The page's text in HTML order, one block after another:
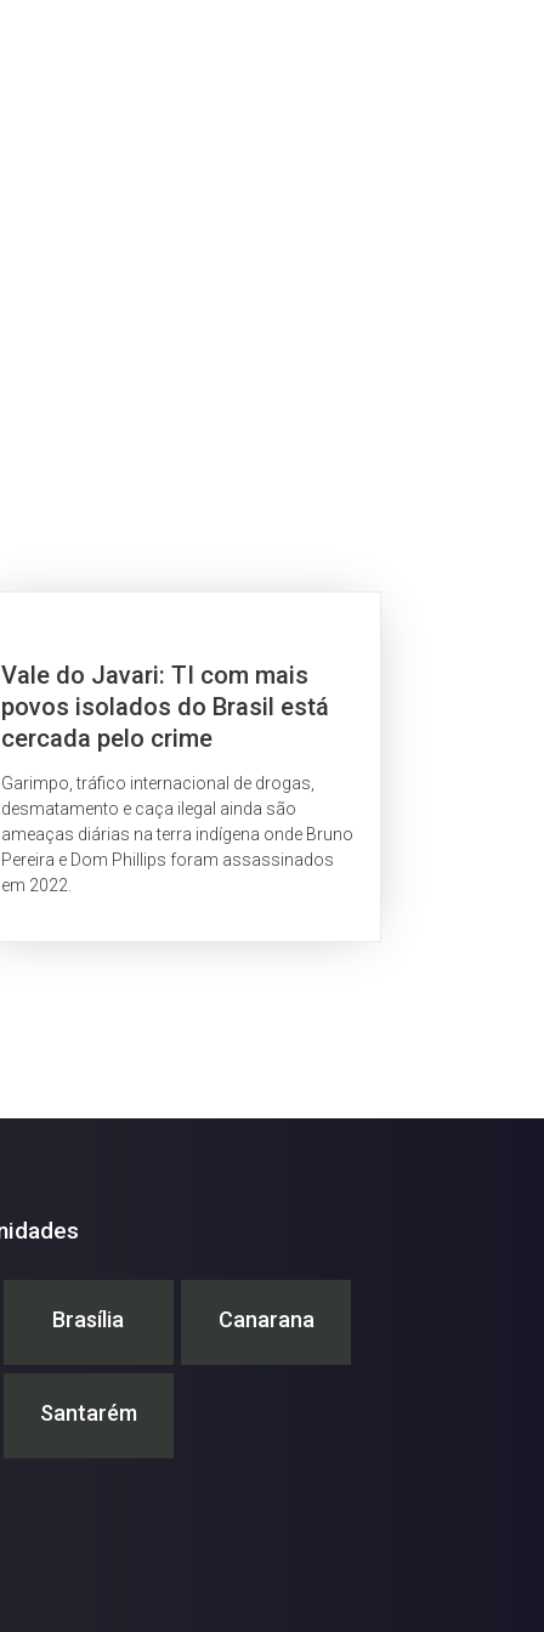
Vale do Javari: TI com mais
povos isolados do Brasil está
cercada pelo crime
Garimpo, tráfico internacional de drogas,
desmatamento e caça ilegal ainda são
ameaças diárias na terra indígena onde Bruno
Pereira e Dom Phillips foram assassinados
em 2022.
Brasília Canarana
Santarém